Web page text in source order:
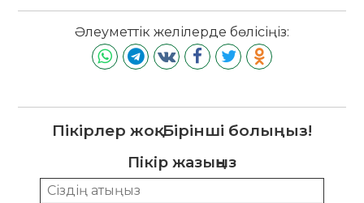
Әлеуметтік желілерде бөлісіңіз:
Пікірлер жоқ. Бірінші болыңыз!
Пікір жазыңыз